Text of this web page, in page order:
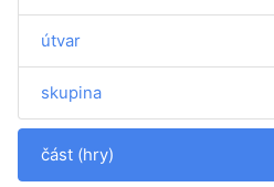
útvar
skupina
část (hry)